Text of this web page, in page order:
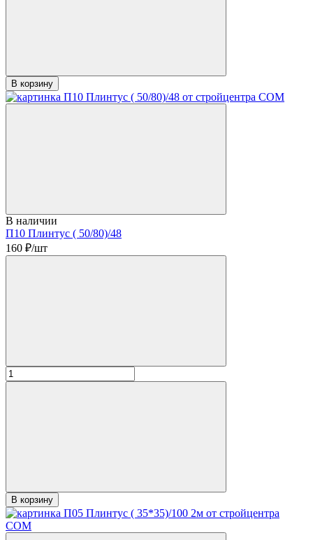
В корзину
В наличии
П10 Плинтус ( 50/80)/48
160 ₽/шт
В корзину